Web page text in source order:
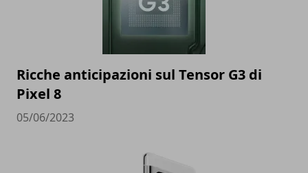
Ricche anticipazioni sul Tensor G3 di
Pixel 8
05/06/2023